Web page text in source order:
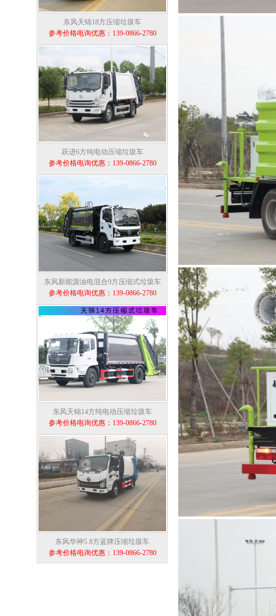
东风天锦18方压缩垃圾车
参考价格电询优惠：139-0866-2780
跃进6方纯电动压缩垃圾车
参考价格电询优惠：139-0866-2780
东风新能源油电混合9方压缩式垃圾车
参考价格电询优惠：139-0866-2780
东风天锦14方纯电动压缩垃圾车
参考价格电询优惠：139-0866-2780
东风华神5.8方蓝牌压缩垃圾车
参考价格电询优惠：139-0866-2780